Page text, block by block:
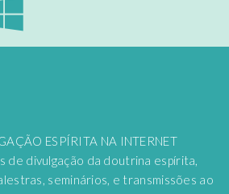
ESPÍRITA NA INTERNET
de divulgação da doutrina espírita,
seminários, e transmissões ao